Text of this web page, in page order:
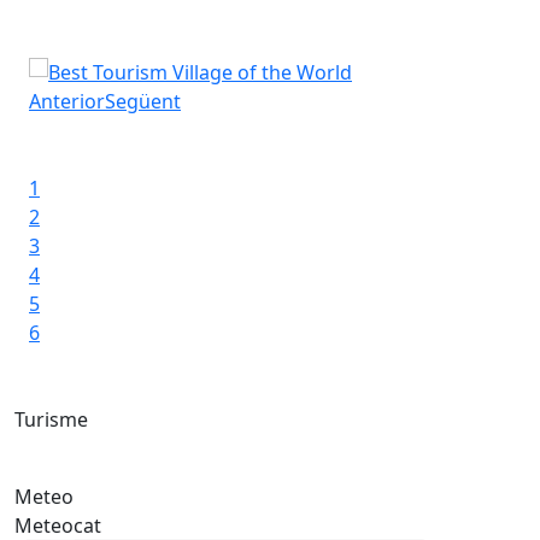
Rupit Best Tourism Village of the World per l'OMT
AnteriorSegüent
1
2
3
4
5
6
Turisme
Meteo
Meteocat